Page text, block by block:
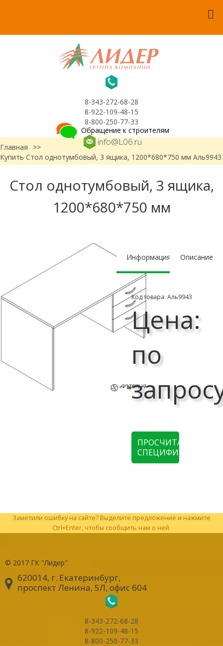
8-343-272-68-28
8-922-109-48-15
8-800-250-77-33
info@L06.ru
Обращение к строителям
Главная
>>
Купить Стол однотумбовый, 3 ящика, 1200*680*750 мм Аль9943
Стол однотумбовый, 3 ящика,
1200*680*750 мм
Информация Описание
Код товара: Аль9943
Цена:
по
ПРОСЧИТАТЬ
СПЕЦИФИКАЦИЮ
Заметили ошибку на сайте? Выделите предложение и нажмите
Ctrl+Enter, чтобы сообщить нам о ней.
© 2017 ГК "Лидер"
620014, г. Екатеринбург,
проспект Ленина, 5Л, офис 604
8-343-272-68-28
8-922-109-48-15
8-800-250-77-33